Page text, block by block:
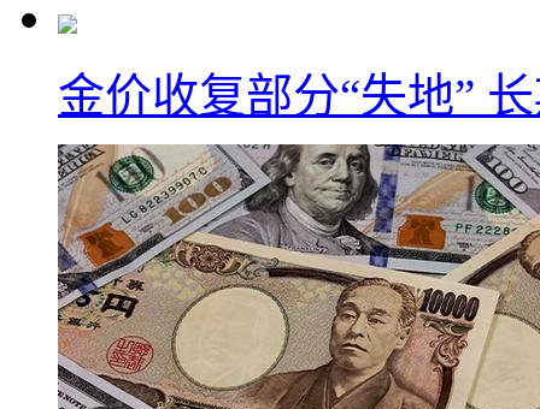
金价收复部分“失地”